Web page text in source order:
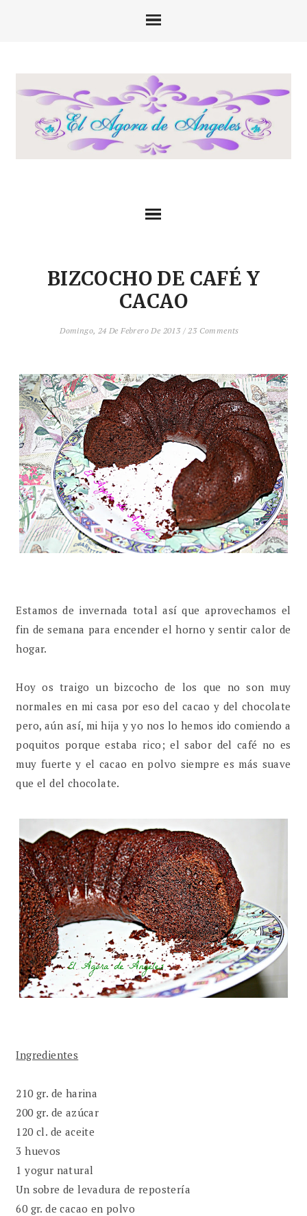
BIZCOCHO DE CAFÉ Y
CACAO
Domingo, 24 De Febrero De 2013 / 23 Comments
Estamos de invernada total así que aprovechamos el
fin de semana para encender el horno y sentir calor de
hogar.
Hoy os traigo un bizcocho de los que no son muy
normales en mi casa por eso del cacao y del chocolate
pero, aún así, mi hija y yo nos lo hemos ido comiendo a
poquitos porque estaba rico; el sabor del café no es
muy fuerte y el cacao en polvo siempre es más suave
que el del chocolate.
Ingredientes
210 gr. de harina
200 gr. de azúcar
120 cl. de aceite
3 huevos
1 yogur natural
Un sobre de levadura de repostería
60 gr. de cacao en polvo